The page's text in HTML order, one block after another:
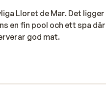
Lloret de Mar. Det
en fin pool och ett spa
god mat.